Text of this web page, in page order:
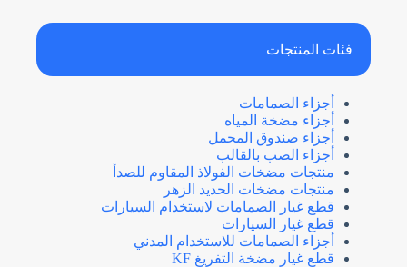
o
o
n
r
y
s
e
l
e
t
e
d
تحميل الملفات
اختر ملف
إرسال النموذج
فئات المنتجات
أجزاء الصمامات
أجزاء مضخة المياه
أجزاء صندوق المحمل
أجزاء الصب بالقالب
منتجات مضخات الفولاذ المقاوم للصدأ
منتجات مضخات الحديد الزهر
قطع غيار الصمامات لاستخدام السيارات
قطع غيار السيارات
أجزاء الصمامات للاستخدام المدني
قطع غيار مضخة التفريغ KF